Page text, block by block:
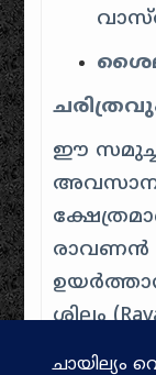
ഈ
അവസാനം
രാവണൻ
ശില്പം